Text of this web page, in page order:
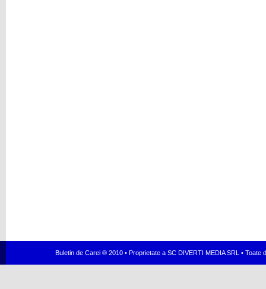
Buletin de Carei ® 2010 • Proprietate a SC DIVERTI MEDIA SRL •